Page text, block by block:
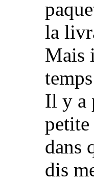
la
Mais
Il y a
dans
dis